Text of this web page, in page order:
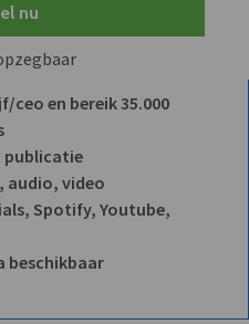
nu
ceo en bereik 35.000
publicatie
audio, video
Spotify, Youtube,
beschikbaar